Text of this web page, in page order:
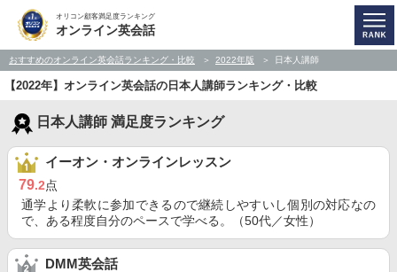
オリコン顧客満足度ランキング
オンライン英会話
おすすめのオンライン英会話ランキング・比較 2022年版 日本人講師
【2022年】オンライン英会話の日本人講師ランキング・比較
日本人講師 満足度ランキング
イーオン・オンラインレッスン
79.2点
通学より柔軟に参加できるので継続しやすいし個別の対応なの
で、ある程度自分のペースで学べる。（50代／女性）
DMM英会話